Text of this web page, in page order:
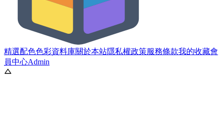
精選配色色彩資料庫關於本站隱私權政策服務條款我的收藏會
員中心Admin